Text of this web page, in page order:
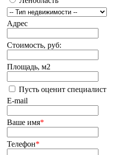
Адрес
Стоимость, руб:
Площадь, м2
Пусть оценит специалист
E-mail
Ваше имя*
Телефон*